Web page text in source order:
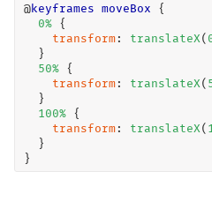
@keyframes moveBox {
0% {
transform : translateX (
  }
50% {
transform : translateX (
  }
100% {
transform : translateX (
  }
}